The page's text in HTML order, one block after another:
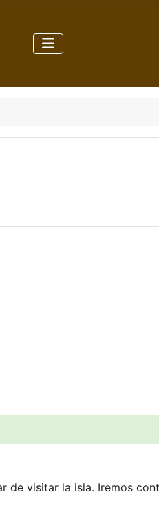
visitar la isla. Iremos